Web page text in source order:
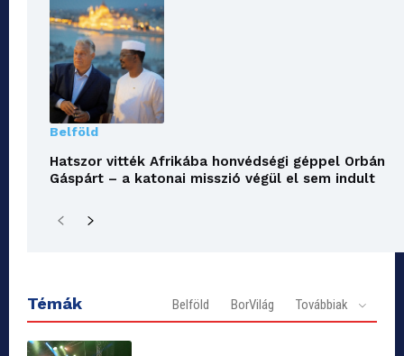
Belföld
Hatszor vitték Afrikába honvédségi géppel Orbán
Gáspárt – a katonai misszió végül el sem indult
Témák Belföld BorVilág Továbbiak